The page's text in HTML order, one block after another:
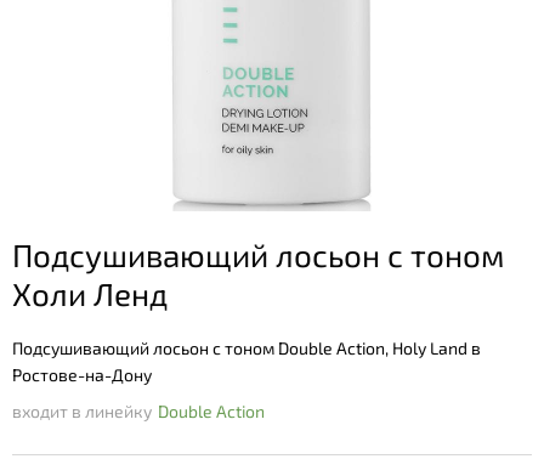
Подсушивающий лосьон с тоном
Холи Ленд
Подсушивающий лосьон с тоном Double Action, Holy Land в
Ростове-на-Дону
входит в линейку Double Action